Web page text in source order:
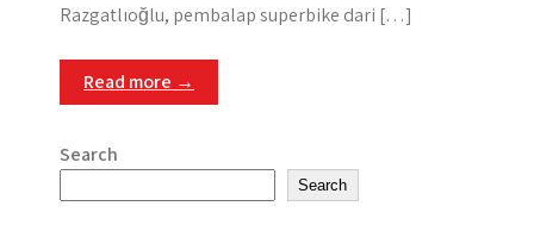
Razgatlıoğlu, pembalap superbike dari […]
Read more →
Search
Search